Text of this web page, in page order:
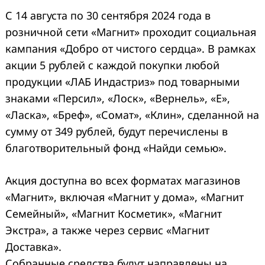
С 14 августа по 30 сентября 2024 года в
розничной сети «Магнит» проходит социальная
кампания «Добро от чистого сердца». В рамках
акции 5 рублей с каждой покупки любой
продукции «ЛАБ Индастриз» под товарными
знаками «Персил», «Лоск», «Вернель», «Е»,
«Ласка», «Бреф», «Сомат», «Клин», сделанной на
сумму от 349 рублей, будут перечислены в
благотворительный фонд «Найди семью».
Акция доступна во всех форматах магазинов
«Магнит», включая «Магнит у дома», «Магнит
Семейный», «Магнит Косметик», «Магнит
Экстра», а также через сервис «Магнит
Доставка».